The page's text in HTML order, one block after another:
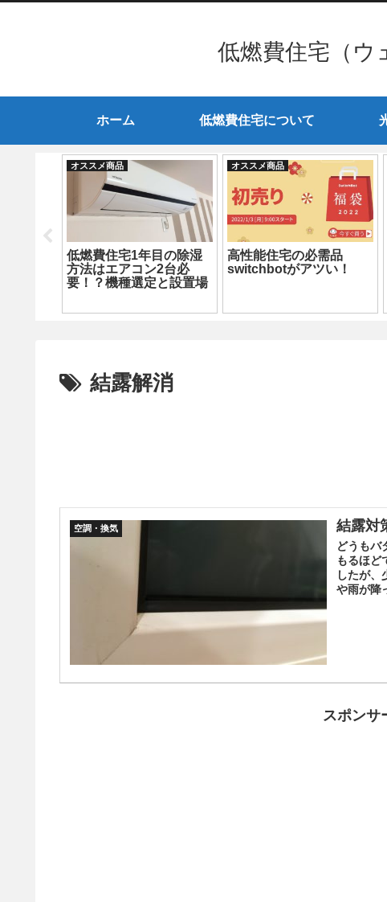
低燃費住宅（ウ
ホーム 低燃費住宅について
オススメ商品
低燃費住宅1年目の除湿
方法はエアコン2台必
要！？機種選定と設置場
オススメ商品
高性能住宅の必需品
switchbotがアツい！
結露解消
空調・換気 結露対
どうもバ
もるほど
したが、
や雨が降
スポンサ